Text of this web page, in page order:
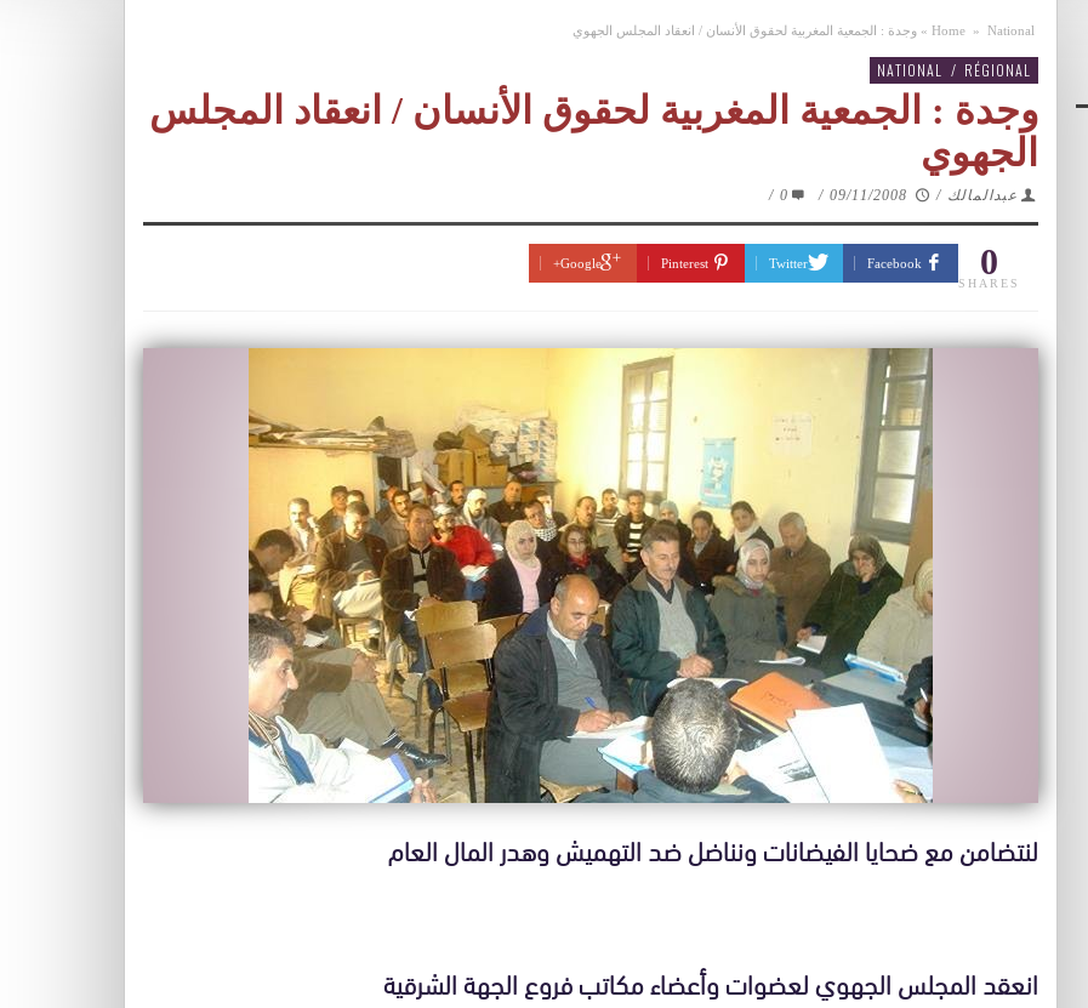
Home » National
» وجدة : الجمعية المغربية لحقوق الأنسان / انعقاد المجلس الجهوي
NATIONAL / RÉGIONAL
وجدة : الجمعية المغربية لحقوق الأنسان / انعقاد المجلس
الجهوي
عبدالمالك /
09/11/2008
/
0
/
0
SHARES
Facebook
Twitter
Pinterest
Google+
لنتضامن مع ضحايا الفيضانات ونناضل ضد التهميش وهدر المال العام
انعقد المجلس الجهوي لعضوات وأعضاء مكاتب فروع الجهة الشرقية